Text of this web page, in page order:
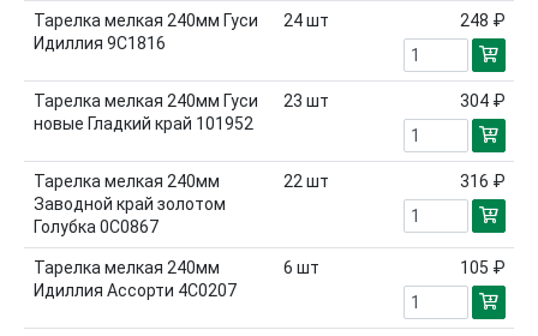
Тарелка мелкая 240мм Гуси
Идиллия 9С1816
24шт 248 ₽
Тарелка мелкая 240мм Гуси
новые Гладкий край 101952
23 шт 304 ₽
Тарелка мелкая 240мм
Заводной край золотом
Голубка 0С0867
22 шт 316 ₽
Тарелка мелкая 240мм
Идиллия Ассорти 4С0207
6 шт 105 ₽